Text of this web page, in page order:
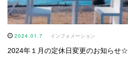
2024.01.7 インフォメーション
2024年１月の定休日変更のお知らせ☆